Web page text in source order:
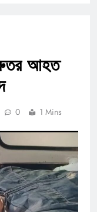
আহত
0 1 Mins